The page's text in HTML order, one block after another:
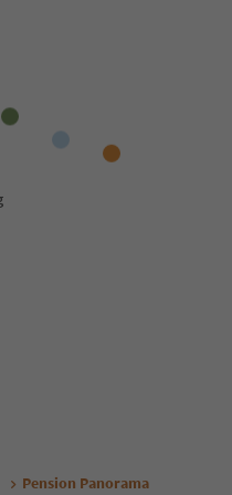
Pension Panorama